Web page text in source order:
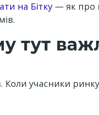
на Бітку — як про
тут
Коли учасники